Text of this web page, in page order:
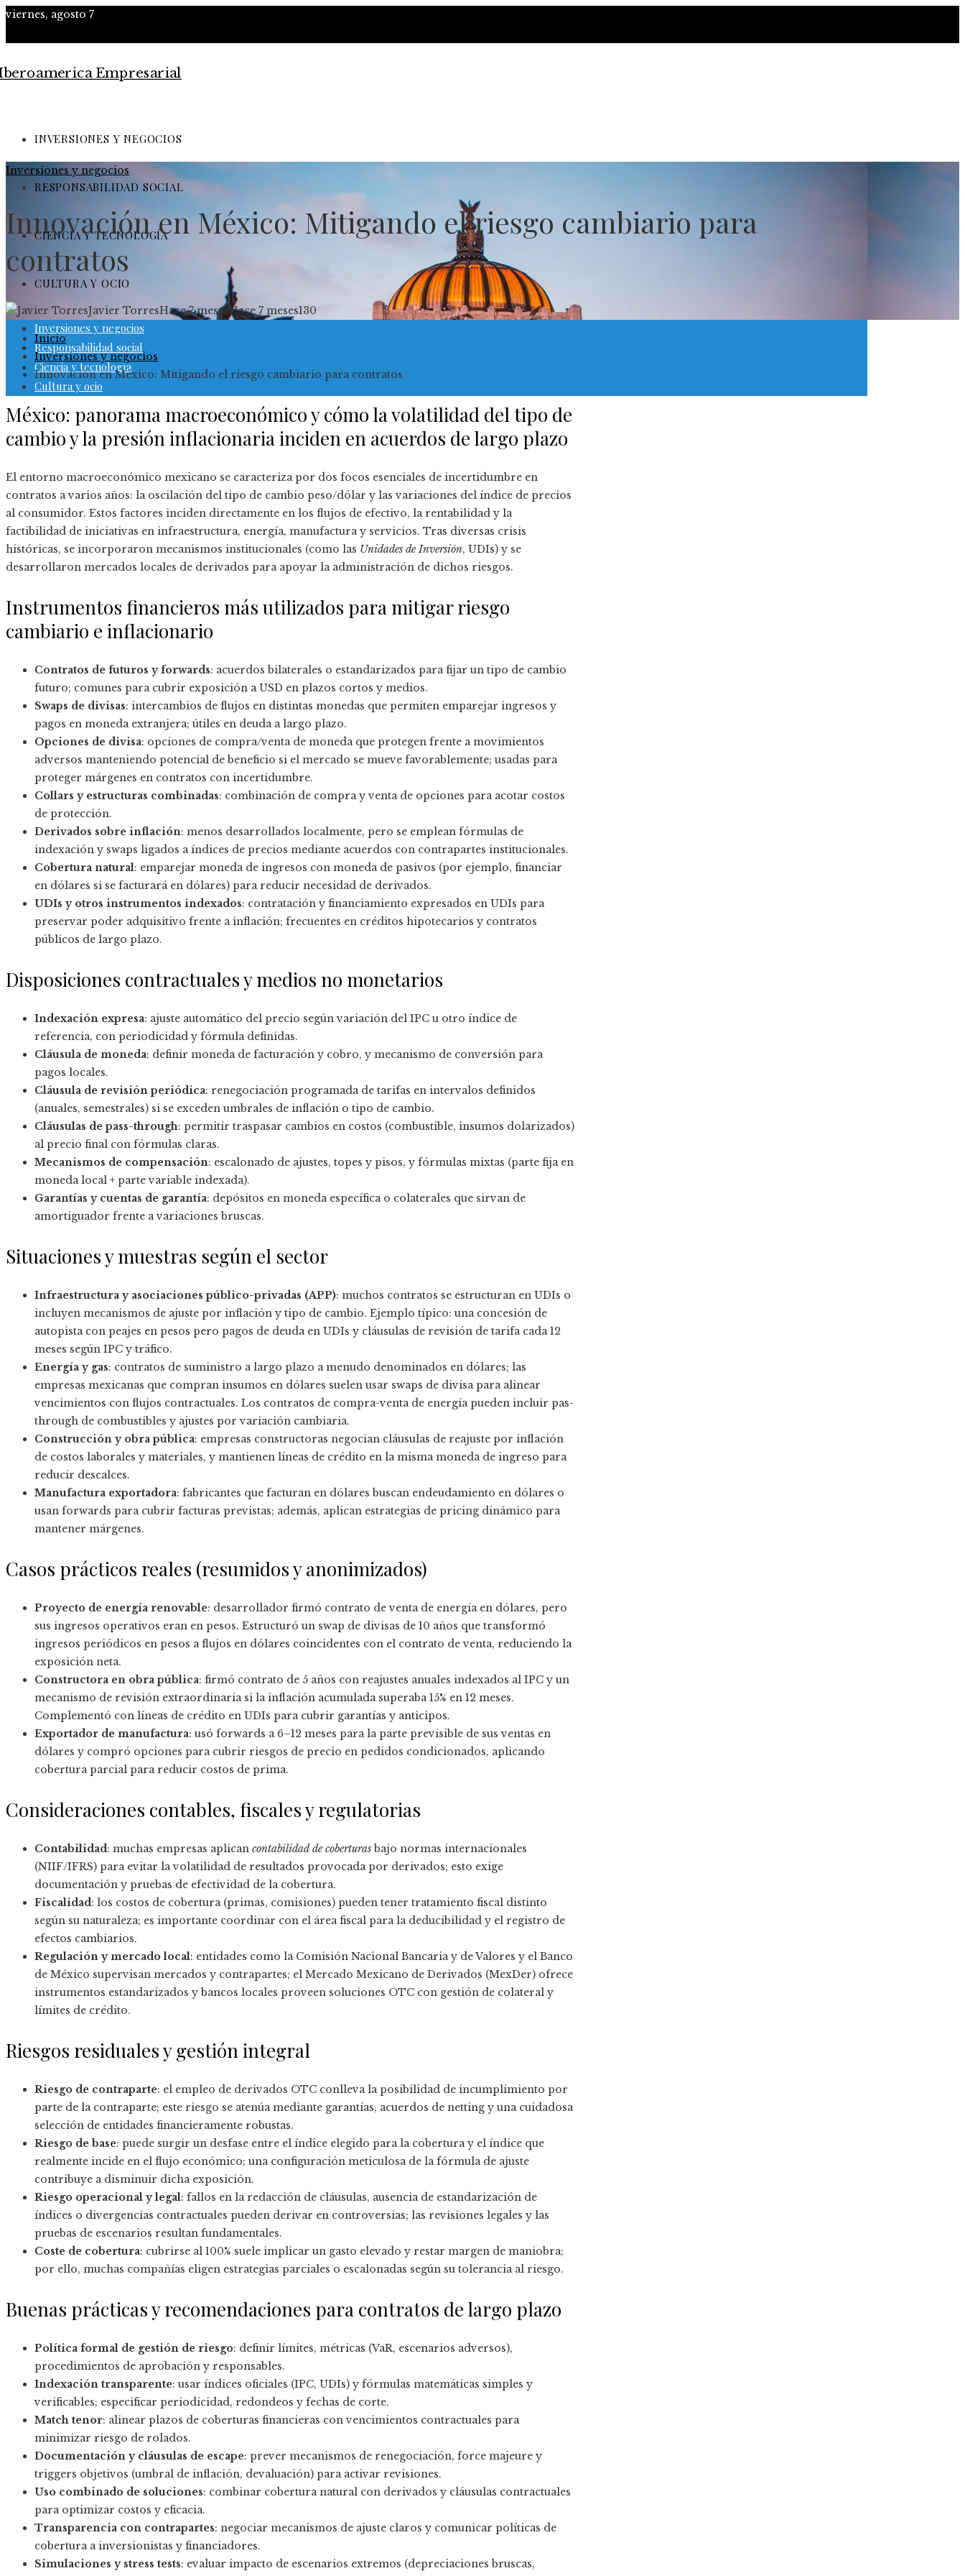
viernes, agosto 7
INVERSIONES Y NEGOCIOS
RESPONSABILIDAD SOCIAL
CIENCIA Y TECNOLOGÍA
CULTURA Y OCIO
Inversiones y negocios
Responsabilidad social
Ciencia y tecnología
Cultura y ocio
Inversiones y negocios
Innovación en México: Mitigando el riesgo cambiario para
contratos
Javier TorresHace 7 mesesHace 7 meses130
Inicio
Inversiones y negocios
Innovación en México: Mitigando el riesgo cambiario para contratos
México: panorama macroeconómico y cómo la volatilidad del tipo de
cambio y la presión inflacionaria inciden en acuerdos de largo plazo
El entorno macroeconómico mexicano se caracteriza por dos focos esenciales de incertidumbre en
contratos a varios años: la oscilación del tipo de cambio peso/dólar y las variaciones del índice de precios
al consumidor. Estos factores inciden directamente en los flujos de efectivo, la rentabilidad y la
factibilidad de iniciativas en infraestructura, energía, manufactura y servicios. Tras diversas crisis
históricas, se incorporaron mecanismos institucionales (como las Unidades de Inversión, UDIs) y se
desarrollaron mercados locales de derivados para apoyar la administración de dichos riesgos.
Instrumentos financieros más utilizados para mitigar riesgo
cambiario e inflacionario
Contratos de futuros y forwards: acuerdos bilaterales o estandarizados para fijar un tipo de cambio
futuro; comunes para cubrir exposición a USD en plazos cortos y medios.
Swaps de divisas: intercambios de flujos en distintas monedas que permiten emparejar ingresos y
pagos en moneda extranjera; útiles en deuda a largo plazo.
Opciones de divisa: opciones de compra/venta de moneda que protegen frente a movimientos
adversos manteniendo potencial de beneficio si el mercado se mueve favorablemente; usadas para
proteger márgenes en contratos con incertidumbre.
Collars y estructuras combinadas: combinación de compra y venta de opciones para acotar costos
de protección.
Derivados sobre inflación: menos desarrollados localmente, pero se emplean fórmulas de
indexación y swaps ligados a índices de precios mediante acuerdos con contrapartes institucionales.
Cobertura natural: emparejar moneda de ingresos con moneda de pasivos (por ejemplo, financiar
en dólares si se facturará en dólares) para reducir necesidad de derivados.
UDIs y otros instrumentos indexados: contratación y financiamiento expresados en UDIs para
preservar poder adquisitivo frente a inflación; frecuentes en créditos hipotecarios y contratos
públicos de largo plazo.
Disposiciones contractuales y medios no monetarios
Indexación expresa: ajuste automático del precio según variación del IPC u otro índice de
referencia, con periodicidad y fórmula definidas.
Cláusula de moneda: definir moneda de facturación y cobro, y mecanismo de conversión para
pagos locales.
Cláusula de revisión periódica: renegociación programada de tarifas en intervalos definidos
(anuales, semestrales) si se exceden umbrales de inflación o tipo de cambio.
Cláusulas de pass-through: permitir traspasar cambios en costos (combustible, insumos dolarizados)
al precio final con fórmulas claras.
Mecanismos de compensación: escalonado de ajustes, topes y pisos, y fórmulas mixtas (parte fija en
moneda local + parte variable indexada).
Garantías y cuentas de garantía: depósitos en moneda específica o colaterales que sirvan de
amortiguador frente a variaciones bruscas.
Situaciones y muestras según el sector
Infraestructura y asociaciones público-privadas (APP): muchos contratos se estructuran en UDIs o
incluyen mecanismos de ajuste por inflación y tipo de cambio. Ejemplo típico: una concesión de
autopista con peajes en pesos pero pagos de deuda en UDIs y cláusulas de revisión de tarifa cada 12
meses según IPC y tráfico.
Energía y gas: contratos de suministro a largo plazo a menudo denominados en dólares; las
empresas mexicanas que compran insumos en dólares suelen usar swaps de divisa para alinear
vencimientos con flujos contractuales. Los contratos de compra-venta de energía pueden incluir pas-
through de combustibles y ajustes por variación cambiaria.
Construcción y obra pública: empresas constructoras negocian cláusulas de reajuste por inflación
de costos laborales y materiales, y mantienen líneas de crédito en la misma moneda de ingreso para
reducir descalces.
Manufactura exportadora: fabricantes que facturan en dólares buscan endeudamiento en dólares o
usan forwards para cubrir facturas previstas; además, aplican estrategias de pricing dinámico para
mantener márgenes.
Casos prácticos reales (resumidos y anonimizados)
Proyecto de energía renovable: desarrollador firmó contrato de venta de energía en dólares, pero
sus ingresos operativos eran en pesos. Estructuró un swap de divisas de 10 años que transformó
ingresos periódicos en pesos a flujos en dólares coincidentes con el contrato de venta, reduciendo la
exposición neta.
Constructora en obra pública: firmó contrato de 5 años con reajustes anuales indexados al IPC y un
mecanismo de revisión extraordinaria si la inflación acumulada superaba 15% en 12 meses.
Complementó con líneas de crédito en UDIs para cubrir garantías y anticipos.
Exportador de manufactura: usó forwards a 6–12 meses para la parte previsible de sus ventas en
dólares y compró opciones para cubrir riesgos de precio en pedidos condicionados, aplicando
cobertura parcial para reducir costos de prima.
Consideraciones contables, fiscales y regulatorias
Contabilidad: muchas empresas aplican contabilidad de coberturas bajo normas internacionales
(NIIF/IFRS) para evitar la volatilidad de resultados provocada por derivados; esto exige
documentación y pruebas de efectividad de la cobertura.
Fiscalidad: los costos de cobertura (primas, comisiones) pueden tener tratamiento fiscal distinto
según su naturaleza; es importante coordinar con el área fiscal para la deducibilidad y el registro de
efectos cambiarios.
Regulación y mercado local: entidades como la Comisión Nacional Bancaria y de Valores y el Banco
de México supervisan mercados y contrapartes; el Mercado Mexicano de Derivados (MexDer) ofrece
instrumentos estandarizados y bancos locales proveen soluciones OTC con gestión de colateral y
límites de crédito.
Riesgos residuales y gestión integral
Riesgo de contraparte: el empleo de derivados OTC conlleva la posibilidad de incumplimiento por
parte de la contraparte; este riesgo se atenúa mediante garantías, acuerdos de netting y una cuidadosa
selección de entidades financieramente robustas.
Riesgo de base: puede surgir un desfase entre el índice elegido para la cobertura y el índice que
realmente incide en el flujo económico; una configuración meticulosa de la fórmula de ajuste
contribuye a disminuir dicha exposición.
Riesgo operacional y legal: fallos en la redacción de cláusulas, ausencia de estandarización de
índices o divergencias contractuales pueden derivar en controversias; las revisiones legales y las
pruebas de escenarios resultan fundamentales.
Coste de cobertura: cubrirse al 100% suele implicar un gasto elevado y restar margen de maniobra;
por ello, muchas compañías eligen estrategias parciales o escalonadas según su tolerancia al riesgo.
Buenas prácticas y recomendaciones para contratos de largo plazo
Política formal de gestión de riesgo: definir límites, métricas (VaR, escenarios adversos),
procedimientos de aprobación y responsables.
Indexación transparente: usar índices oficiales (IPC, UDIs) y fórmulas matemáticas simples y
verificables; especificar periodicidad, redondeos y fechas de corte.
Match tenor: alinear plazos de coberturas financieras con vencimientos contractuales para
minimizar riesgo de rolados.
Documentación y cláusulas de escape: prever mecanismos de renegociación, force majeure y
triggers objetivos (umbral de inflación, devaluación) para activar revisiones.
Uso combinado de soluciones: combinar cobertura natural con derivados y cláusulas contractuales
para optimizar costos y eficacia.
Transparencia con contrapartes: negociar mecanismos de ajuste claros y comunicar políticas de
cobertura a inversionistas y financiadores.
Simulaciones y stress tests: evaluar impacto de escenarios extremos (depreciaciones bruscas,